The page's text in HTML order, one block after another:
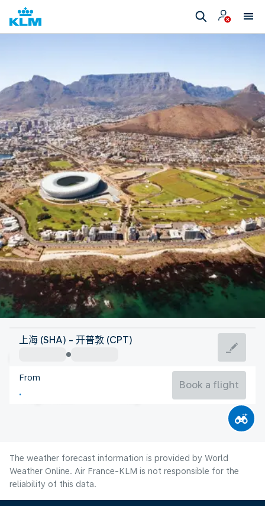
South Africa
Cape Town
South Africa
上海 (SHA) - 开普敦 (CPT)
From
Book a flight
The weather forecast information is provided by World
Weather Online. Air France-KLM is not responsible for the
reliability of this data.